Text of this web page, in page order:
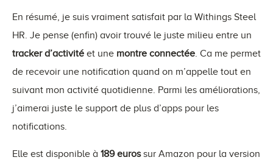
En résumé, je suis vraiment satisfait par la Withings Steel
HR. Je pense (enfin) avoir trouvé le juste milieu entre un
tracker d’activité et une montre connectée . Ca me permet
de recevoir une notification quand on m’appelle tout en
suivant mon activité quotidienne. Parmi les améliorations,
j’aimerai juste le support de plus d’apps pour les
notifications.
Elle est disponible à 189 eurossur Amazon pour la version